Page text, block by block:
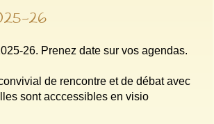
26
26. Prenez date sur vos agendas.
de rencontre et de débat avec
sont acccessibles en visio